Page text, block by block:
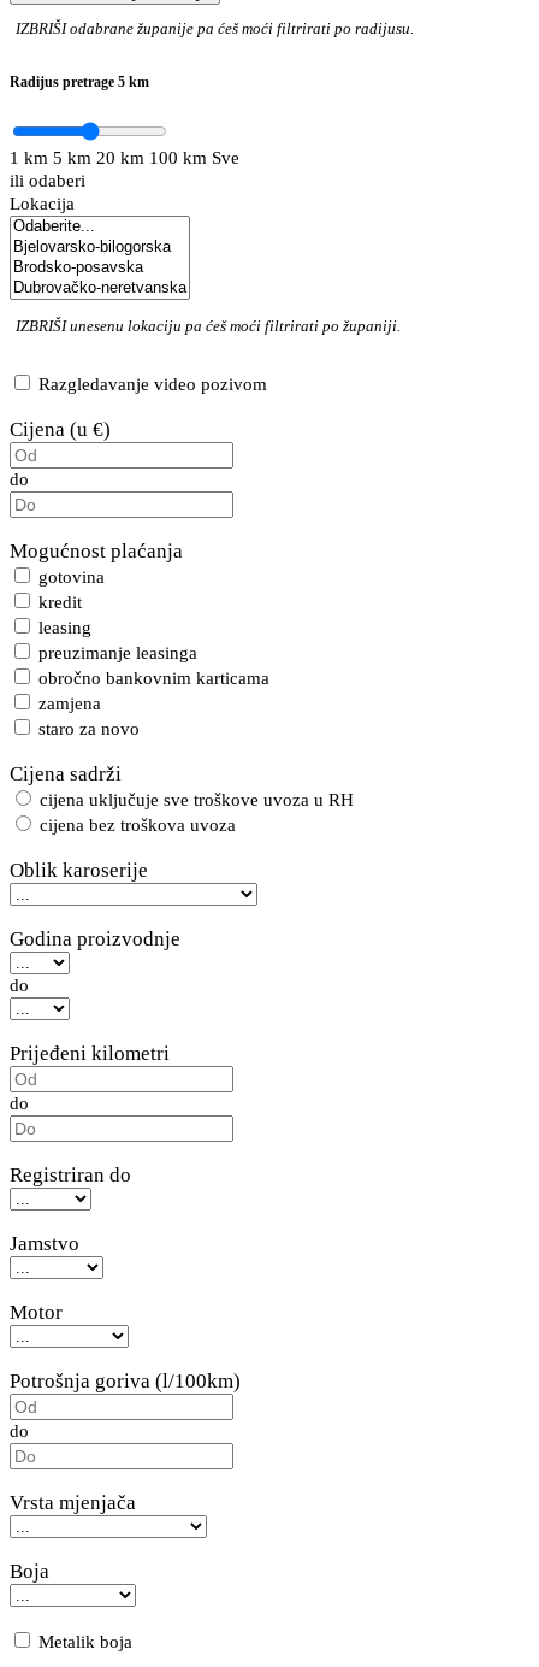
IZBRIŠIodabrane županije pa ćeš moći filtrirati po radijusu.
Radijus pretrage 5 km
1 km 5 km 20 km 100 km Sve
ili odaberi
Lokacija
IZBRIŠIunesenu lokaciju pa ćeš moći filtrirati po županiji.
Razgledavanje video pozivom
Cijena (u €)
do
Mogućnost plaćanja
gotovina
kredit
leasing
preuzimanje leasinga
obročno bankovnim karticama
zamjena
staro za novo
Cijena sadrži
cijena uključuje sve troškove uvoza u RH
cijena bez troškova uvoza
Oblik karoserije
Godina proizvodnje
do
Prijeđeni kilometri
do
Registriran do
Jamstvo
Motor
Potrošnja goriva (l/100km)
do
Vrsta mjenjača
Boja
Metalik boja